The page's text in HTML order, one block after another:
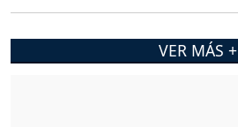
VER MÁS +